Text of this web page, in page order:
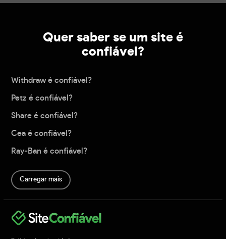
Quer saber se um site é
confiável?
Withdraw é confiável?
Petz é confiável?
Share é confiável?
Cea é confiável?
Ray-Ban é confiável?
Carregar mais